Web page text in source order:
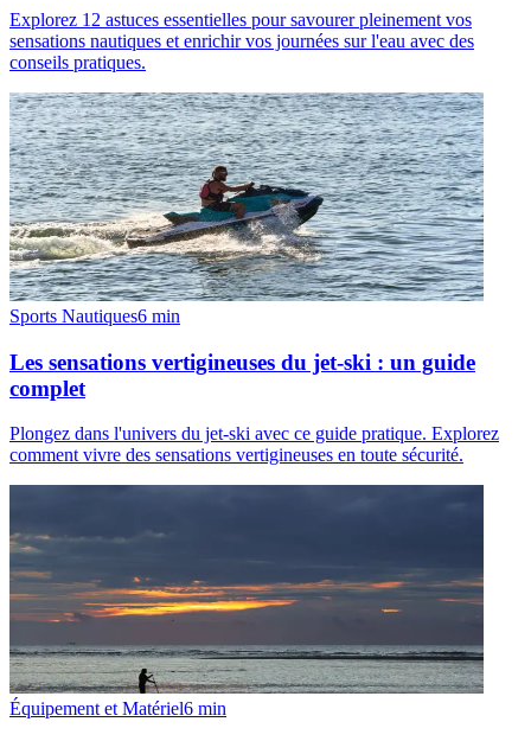
Explorez 12 astuces essentielles pour savourer pleinement vos
sensations nautiques et enrichir vos journées sur l'eau avec des
conseils pratiques.
Sports Nautiques6 min
Les sensations vertigineuses du jet-ski : un guide
complet
Plongez dans l'univers du jet-ski avec ce guide pratique. Explorez
comment vivre des sensations vertigineuses en toute sécurité.
Équipement et Matériel6 min